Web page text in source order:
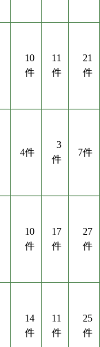
10
件
11
件
21
件
4件
3
件
7件
10
件
17
件
27
件
14
件
11
件
25
件